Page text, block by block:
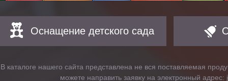
Оснащение детского сада
В каталоге нашего сайта представлена не вся поставляемая
можете направить заявку на электронный адрес: